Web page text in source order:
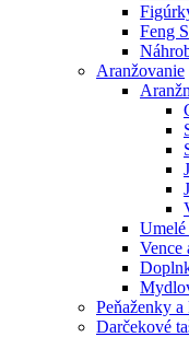
Feng
Aranžovanie
Vence
Peňaženky
Darčekové